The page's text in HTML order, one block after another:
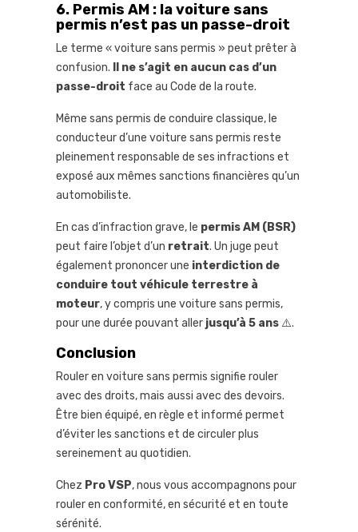
6. Permis AM : la voiture sans
permis n’est pas un passe-droit
Le terme « voiture sans permis » peut prêter à
confusion.
Il ne s’agit en aucun cas d’un
passe-droit face au Code de la route.
Même sans permis de conduire classique, le
conducteur d’une voiture sans permis reste
pleinement responsable de ses infractions et
exposé aux mêmes sanctions financières qu’un
automobiliste.
En cas d’infraction grave, le permis AM (BSR)
peut faire l’objet d’un retrait. Un juge peut
également prononcer une interdiction de
conduire tout véhicule terrestre à
moteur, y compris une voiture sans permis,
pour une durée pouvant aller jusqu’à 5 ans ⚠️.
Conclusion
Rouler en voiture sans permis signifie rouler
avec des droits, mais aussi avec des devoirs.
Être bien équipé, en règle et informé permet
d’éviter les sanctions et de circuler plus
sereinement au quotidien.
Chez Pro VSP, nous vous accompagnons pour
rouler en conformité, en sécurité et en toute
sérénité.